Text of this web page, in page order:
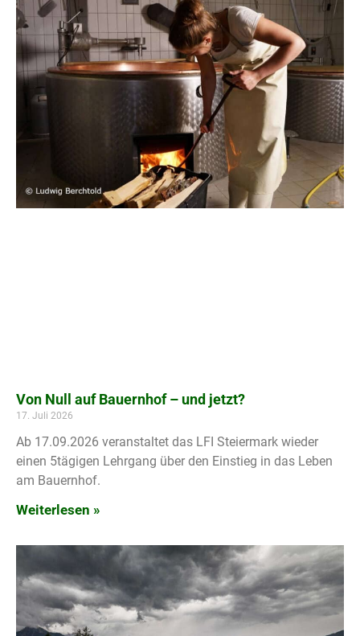
Von Null auf Bauernhof – und jetzt?
17. Juli 2026
Ab 17.09.2026 veranstaltet das LFI Steiermark wieder
einen 5tägigen Lehrgang über den Einstieg in das Leben
am Bauernhof.
Weiterlesen »